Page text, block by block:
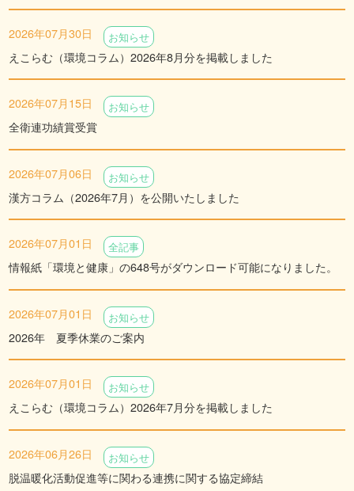
2026年07月30日 お知らせ
えこらむ（環境コラム）2026年8月分を掲載しました
2026年07月15日 お知らせ
全衛連功績賞受賞
2026年07月06日 お知らせ
漢方コラム（2026年7月）を公開いたしました
2026年07月01日 全記事
情報紙「環境と健康」の648号がダウンロード可能になりました。
2026年07月01日 お知らせ
2026年 夏季休業のご案内
2026年07月01日 お知らせ
えこらむ（環境コラム）2026年7月分を掲載しました
2026年06月26日 お知らせ
脱温暖化活動促進等に関わる連携に関する協定締結